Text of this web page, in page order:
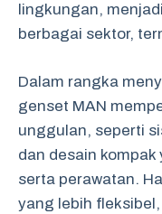
lingkungan,
berbagai sektor,
Dalam rangka
genset MAN
unggulan, seperti
dan desain
serta perawatan.
yang lebih